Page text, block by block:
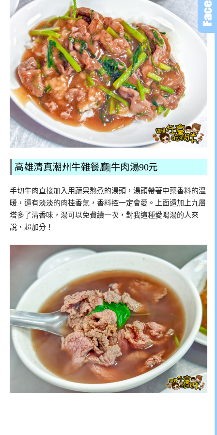
高雄清真潮州牛雜餐廳|牛肉湯90元
手切牛肉直接加入用蔬果熬煮的湯頭，湯頭帶著中藥香料的溫
暖，還有淡淡的肉桂香氣，香料控一定會愛。上面還加上九層
塔多了清香味，湯可以免費續一次，對我這種愛喝湯的人來
說，超加分！